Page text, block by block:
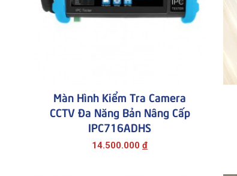
Màn Hình Kiểm Tra Camera
CCTV Đa Năng Bản Nâng Cấp
IPC716ADHS
14.500.000 đ